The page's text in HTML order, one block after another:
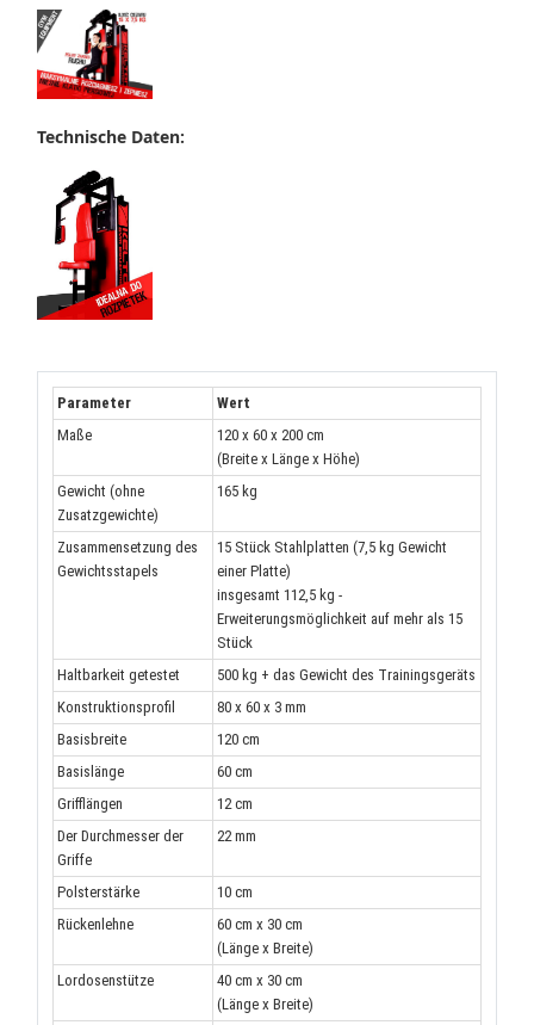
Technische Daten:
Parameter
Wert
Maße
120 x 60 x 200 cm
(Breite x Länge x Höhe)
Gewicht (ohne
Zusatzgewichte)
165 kg
Zusammensetzung des
Gewichtsstapels
15 Stück Stahlplatten (7,5 kg Gewicht
einer Platte)
insgesamt 112,5 kg -
Erweiterungsmöglichkeit auf mehr als 15
Stück
Haltbarkeit getestet
500 kg + das Gewicht des Trainingsgeräts
Konstruktionsprofil
80 x 60 x 3 mm
Basisbreite
120 cm
Basislänge
60 cm
Grifflängen
12 cm
Der Durchmesser der
Griffe
22 mm
Polsterstärke
10 cm
Rückenlehne
60 cm x 30 cm
(Länge x Breite)
Lordosenstütze
40 cm x 30 cm
(Länge x Breite)